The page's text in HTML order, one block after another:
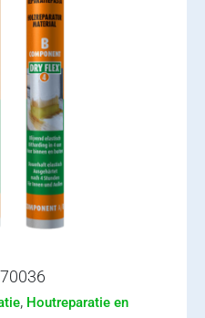
, Houtreparatie en